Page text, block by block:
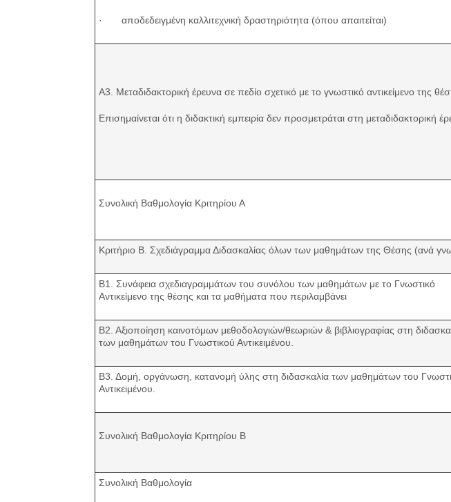
· αποδεδειγμένη καλλιτεχνική δραστηριότητα (όπου απαιτείται)
Α3. Μεταδιδακτορική έρευνα σε πεδίο σχετικό με το γνωστικό αντικείμενο της
Επισημαίνεται ότι η διδακτική εμπειρία δεν προσμετράται στη μεταδιδακτορική
Συνολική Βαθμολογία Κριτηρίου Α
Κριτήριο Β. Σχεδιάγραμμα Διδασκαλίας όλων των μαθημάτων της Θέσης (ανά
Β1. Συνάφεια σχεδιαγραμμάτων του συνόλου των μαθημάτων με το Γνωστικό
Αντικείμενο της θέσης και τα μαθήματα που περιλαμβάνει
Β2. Αξιοποίηση καινοτόμων μεθοδολογιών/θεωριών & βιβλιογραφίας στη
των μαθημάτων του Γνωστικού Αντικειμένου.
Β3. Δομή, οργάνωση, κατανομή ύλης στη διδασκαλία των μαθημάτων του
Αντικειμένου.
Συνολική Βαθμολογία Κριτηρίου Β
Συνολική Βαθμολογία